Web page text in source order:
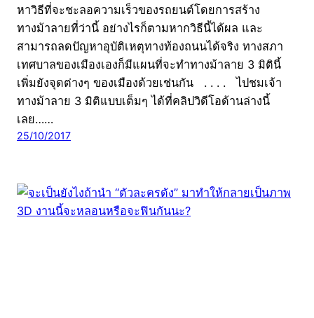
หาวิธีที่จะชะลอความเร็วของรถยนต์โดยการสร้าง
ทางม้าลายที่ว่านี้ อย่างไรก็ตามหากวิธีนี้ได้ผล และ
สามารถลดปัญหาอุบัติเหตุทางท้องถนนได้จริง ทางสภา
เทศบาลของเมืองเองก็มีแผนที่จะทำทางม้าลาย 3 มิตินี้
เพิ่มยังจุดต่างๆ ของเมืองด้วยเช่นกัน . . . . ไปชมเจ้า
ทางม้าลาย 3 มิติแบบเต็มๆ ได้ที่คลิปวิดีโอด้านล่างนี้
เลย……
25/10/2017